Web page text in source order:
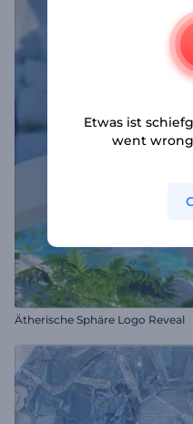
Ätherische Sphäre Logo Reveal
Etwas ist
went